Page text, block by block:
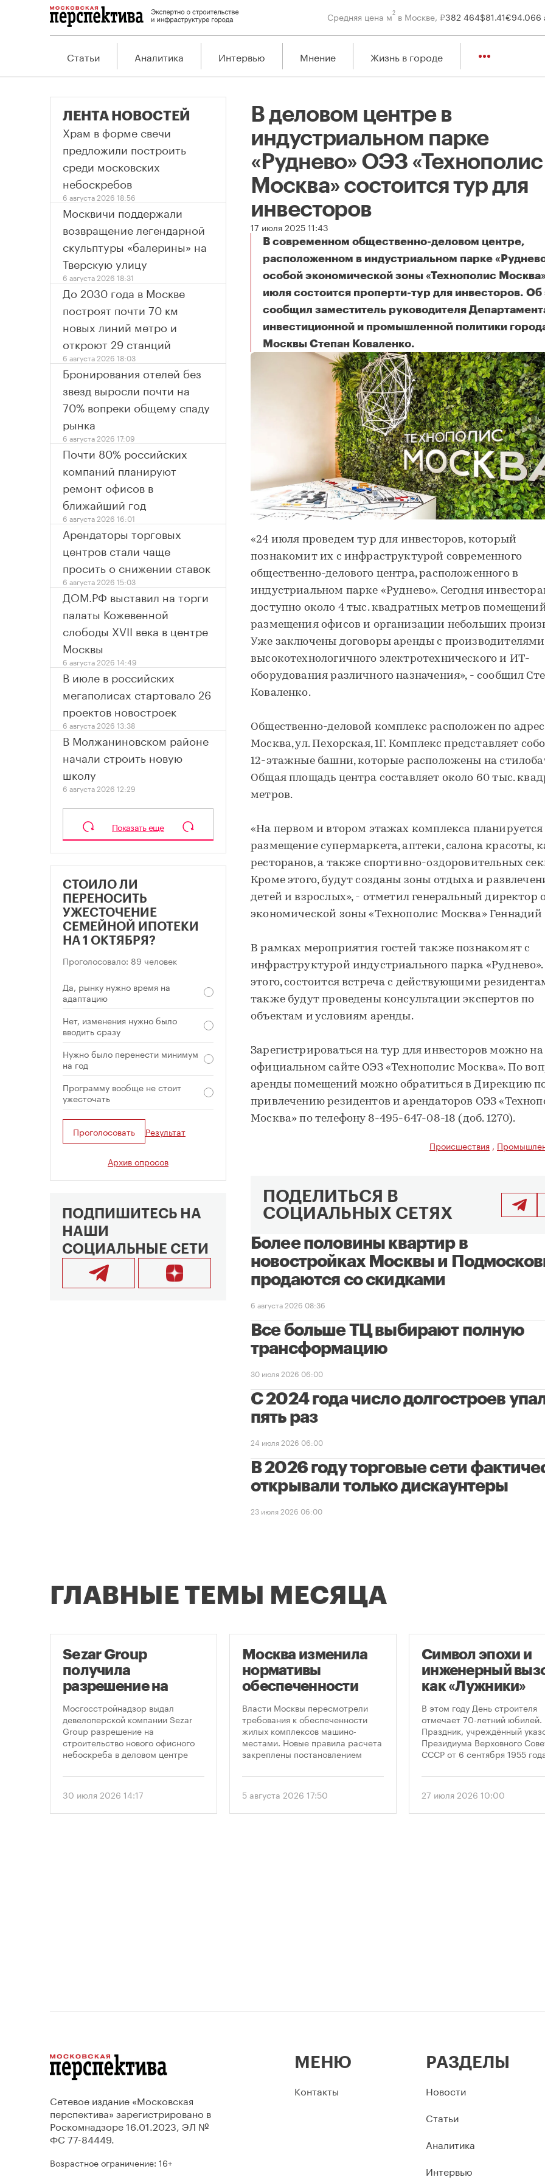
Средняя цена м2 в Москве, ₽382 464$81.41€94.066
Статьи Аналитика Интервью Мнение Жизнь в городе
В деловом центре в
индустриальном парке
«Руднево» ОЭЗ «Технополис
Москва» состоится тур для
инвесторов
17 июля 2025 11:43
В современном общественно-деловом центре,
расположенном в индустриальном парке
особой экономической зоны «Технополис
июля состоится проперти-тур для инвесторов. Об
сообщил заместитель руководителя
инвестиционной и промышленной политики
Москвы Степан Коваленко.
«24 июля проведем тур для инвесторов, который
познакомит их с инфраструктурой современного
общественно-делового центра, расположенного в
индустриальном парке «Руднево». Сегодня
доступно около 4 тыс. квадратных метров
размещения офисов и организации небольших
Уже заключены договоры аренды с производителями
высокотехнологичного электротехнического и ИТ-
оборудования различного назначения», - сообщил
Коваленко.
Общественно-деловой комплекс расположен по
Москва, ул. Пехорская, 1Г. Комплекс представляет
12-этажные башни, которые расположены на
Общая площадь центра составляет около 60 тыс.
метров.
«На первом и втором этажах комплекса планируется
размещение супермаркета, аптеки, салона красоты,
ресторанов, а также спортивно-оздоровительных
Кроме этого, будут созданы зоны отдыха и
детей и взрослых», - отметил генеральный директор
экономической зоны «Технополис Москва» Геннадий
В рамках мероприятия гостей также познакомят с
инфраструктурой индустриального парка
этого, состоится встреча с действующими
также будут проведены консультации экспертов по
объектам и условиям аренды.
Зарегистрироваться на тур для инвесторов можно на
официальном сайте ОЭЗ «Технополис Москва». По
аренды помещений можно обратиться в Дирекцию
привлечению резидентов и арендаторов ОЭЗ
Москва» по телефону 8-495-647-08-18 (доб. 1270).
Происшествия ,
ПОДЕЛИТЬСЯ В
СОЦИАЛЬНЫХ СЕТЯХ
Более половины квартир в
новостройках Москвы и
продаются со скидками
6 августа 2026 08:36
Все больше ТЦ выбирают полную
трансформацию
30 июля 2026 06:00
С 2024 года число долгостроев
пять раз
24 июля 2026 06:00
В 2026 году торговые сети
открывали только дискаунтеры
23 июля 2026 06:00
ЛЕНТА НОВОСТЕЙ
Храм в форме свечи
предложили построить
среди московских
небоскребов
6 августа 2026 18:56
Москвичи поддержали
возвращение легендарной
скульптуры «балерины» на
Тверскую улицу
6 августа 2026 18:31
До 2030 года в Москве
построят почти 70 км
новых линий метро и
откроют 29 станций
6 августа 2026 18:03
Бронирования отелей без
звезд выросли почти на
70% вопреки общему спаду
рынка
6 августа 2026 17:09
Почти 80% российских
компаний планируют
ремонт офисов в
ближайший год
6 августа 2026 16:01
Арендаторы торговых
центров стали чаще
просить о снижении ставок
6 августа 2026 15:03
ДОМ.РФ выставил на торги
палаты Кожевенной
слободы XVII века в центре
Москвы
6 августа 2026 14:49
В июле в российских
мегаполисах стартовало 26
проектов новостроек
6 августа 2026 13:38
В Молжаниновском районе
начали строить новую
школу
6 августа 2026 12:29
Показать еще
СТОИЛО ЛИ
ПЕРЕНОСИТЬ
УЖЕСТОЧЕНИЕ
СЕМЕЙНОЙ ИПОТЕКИ
НА 1 ОКТЯБРЯ?
Проголосовало: 89 человек
Да, рынку нужно время на
адаптацию
Нет, изменения нужно было
вводить сразу
Нужно было перенести минимум
на год
Программу вообще не стоит
ужесточать
Проголосовать Результат
Архив опросов
ПОДПИШИТЕСЬ НА
НАШИ
СОЦИАЛЬНЫЕ СЕТИ
ГЛАВНЫЕ ТЕМЫ МЕСЯЦА
Sezar Group
получила
разрешение на
строительство
небоскреба в
«Москва-Сити»
Мосгосстройнадзор выдал
девелоперской компании Sezar
Group разрешение на
строительство нового офисного
небоскреба в деловом центре
предусматривает возведение 52-
метров.
30 июля 2026 14:17
Москва изменила
нормативы
обеспеченности
новостроек
парковками
Власти Москвы пересмотрели
требования к обеспеченности
жилых комплексов машино-
местами. Новые правила расчета
закреплены постановлением
от 5 августа 2026 года. Документ
подход к определению
необходимого количества
5 августа 2026 17:50
Символ эпохи и
инженерный
как «Лужники»
стали символом
Дня строителя
В этом году День строителя
отмечает 70-летний юбилей.
Праздник, учреждённый
Президиума Верховного
СССР от 6 сентября 1955
1956 года. И главным
стало открытие Большой
спортивной арены
27 июля 2026 10:00
Сетевое издание «Московская
перспектива» зарегистрировано в
Роскомнадзоре 16.01.2023, ЭЛ №
ФС 77-84449.
Возрастное ограничение: 16+
МЕНЮ
Контакты
РАЗДЕЛЫ
Новости
Статьи
Аналитика
Интервью